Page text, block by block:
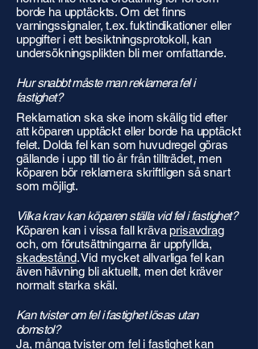
borde ha upptäckts. Om det finns
varningssignaler, t.ex. fuktindikationer eller
uppgifter i ett besiktningsprotokoll, kan
undersökningsplikten bli mer omfattande.
Hur snabbt måste man reklamera fel i
fastighet?
Reklamation ska ske inom skälig tid efter
att köparen upptäckt eller borde ha upptäckt
felet. Dolda fel kan som huvudregel göras
gällande i upp till tio år från tillträdet, men
köparen bör reklamera skriftligen så snart
som möjligt.
Vilka krav kan köparen ställa vid fel i fastighet?
Köparen kan i vissa fall krävaprisavdrag
och, om förutsättningarna är uppfyllda,
skadestånd. Vid mycket allvarliga fel kan
även hävning bli aktuellt, men det kräver
normalt starka skäl.
Kan tvister om fel i fastighet lösas utan
domstol?
Ja, många tvister om fel i fastighet kan